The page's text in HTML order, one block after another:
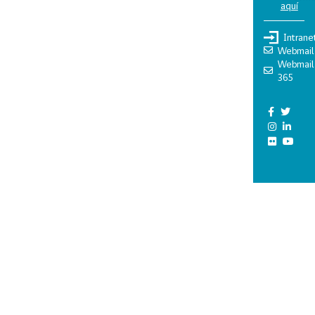
aquí
Webmail
Webmail
365